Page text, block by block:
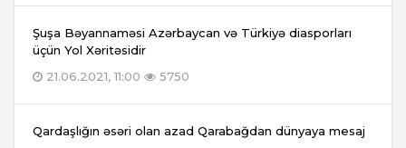
Şuşa Bəyannaməsi Azərbaycan və Türkiyə diasporları
üçün Yol Xəritəsidir
21.06.2021, 11:00
5750
Qardaşlığın əsəri olan azad Qarabağdan dünyaya mesaj